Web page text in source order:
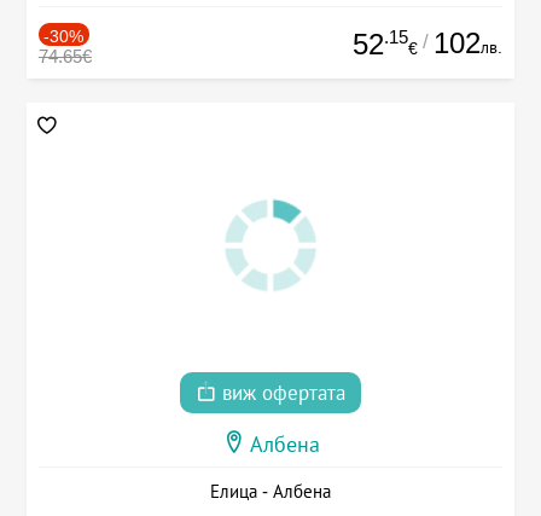
-30%
74.65€ 52.15
€ / 102лв.
виж офертата
Албена
Елица - Албена